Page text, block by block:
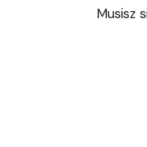
Musisz